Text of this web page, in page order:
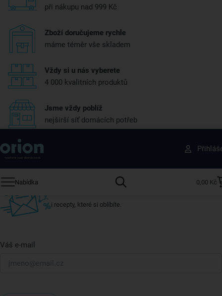
při nákupu nad 999 Kč
Zboží doručujeme rychle
máme téměr vše skladem
Vždy si u nás vyberete
4 000 kvalitních produktů
Jsme vždy poblíž
nejširší síť domácích potřeb
Nabídka 0,00 Kč
Získejte rady, recepty a tipy na slevy dřív než
ostatní
Přihlaste se k odběru našeho newsletteru.
i recepty, které si oblíbíte.
Váš e-mail